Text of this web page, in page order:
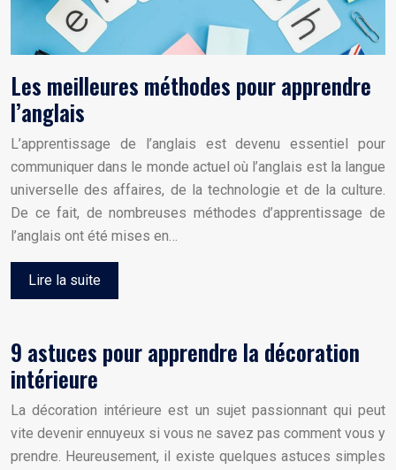
Les meilleures méthodes pour apprendre
l’anglais
L’apprentissage de l’anglais est devenu essentiel pour
communiquer dans le monde actuel où l’anglais est la langue
universelle des affaires, de la technologie et de la culture.
De ce fait, de nombreuses méthodes d’apprentissage de
l’anglais ont été mises en…
Lire la suite
9 astuces pour apprendre la décoration
intérieure
La décoration intérieure est un sujet passionnant qui peut
vite devenir ennuyeux si vous ne savez pas comment vous y
prendre. Heureusement, il existe quelques astuces simples